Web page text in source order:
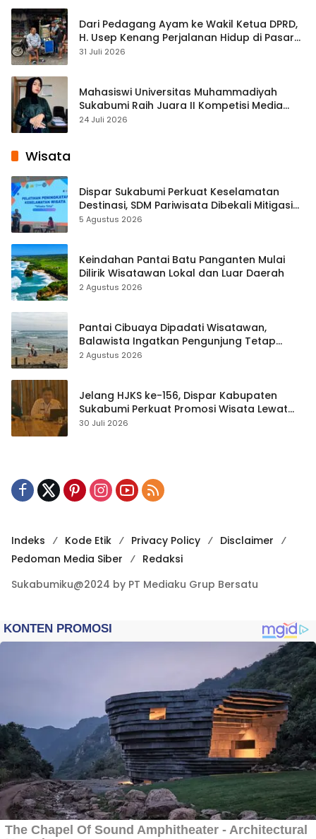
Dari Pedagang Ayam ke Wakil Ketua DPRD,
H. Usep Kenang Perjalanan Hidup di Pasar
Cisaat
31 Juli 2026
Mahasiswi Universitas Muhammadiyah
Sukabumi Raih Juara II Kompetisi Media
Pembelajaran Digital Tingkat Internasional
24 Juli 2026
Wisata
Dispar Sukabumi Perkuat Keselamatan
Destinasi, SDM Pariwisata Dibekali Mitigasi
hingga Teknik Evakuasi
5 Agustus 2026
Keindahan Pantai Batu Panganten Mulai
Dilirik Wisatawan Lokal dan Luar Daerah
2 Agustus 2026
Pantai Cibuaya Dipadati Wisatawan,
Balawista Ingatkan Pengunjung Tetap
Waspada
2 Agustus 2026
Jelang HJKS ke-156, Dispar Kabupaten
Sukabumi Perkuat Promosi Wisata Lewat
Publikasi Digital
30 Juli 2026
Indeks Kode Etik Privacy Policy
Disclaimer
Pedoman Media Siber
Redaksi
Sukabumiku@2024 by PT Mediaku Grup Bersatu